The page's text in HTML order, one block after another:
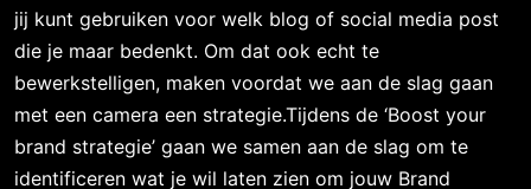
jij kunt gebruiken voor welk blog of social media post
die je maar bedenkt. Om dat ook echt te
bewerkstelligen, maken voordat we aan de slag gaan
met een camera een strategie.Tijdens de ‘Boost your
brand strategie’ gaan we samen aan de slag om te
identificeren wat je wil laten zien om jouw Brand